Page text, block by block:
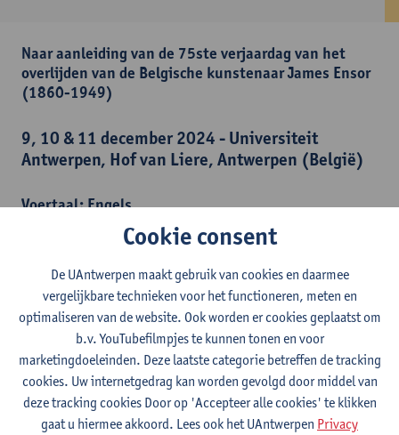
Naar aanleiding van de 75ste verjaardag van het
overlijden van de Belgische kunstenaar James Ensor
(1860-1949)
9, 10 & 11 december 2024 - Universiteit
Antwerpen, Hof van Liere, Antwerpen (België)
Voertaal: Engels
James Ensor wordt steeds meer erkend als een cruciale figuur in
Cookie consent
De UAntwerpen maakt gebruik van cookies en daarmee
vergelijkbare technieken voor het functioneren, meten en
optimaliseren van de website. Ook worden er cookies geplaatst om
b.v. YouTubefilmpjes te kunnen tonen en voor
marketingdoeleinden. Deze laatste categorie betreffen de tracking
cookies. Uw internetgedrag kan worden gevolgd door middel van
deze tracking cookies Door op 'Accepteer alle cookies' te klikken
gaat u hiermee akkoord. Lees ook het UAntwerpen Privacy